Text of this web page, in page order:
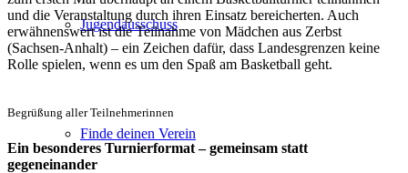
Jugendausschuss
Finde deinen Verein
und die Veranstaltung durch ihren Einsatz bereicherten. Auch
erwähnenswert ist die Teilnahme von Mädchen aus Zerbst
(Sachsen-Anhalt) – ein Zeichen dafür, dass Landesgrenzen keine
Rolle spielen, wenn es um den Spaß am Basketball geht.
Begrüßung aller Teilnehmerinnen
Ein besonderes Turnierformat – gemeinsam statt
gegeneinander